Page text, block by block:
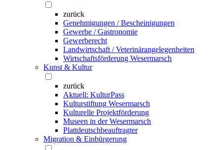
zurück
Genehmigungen / Bescheinigungen
Gewerbe / Gastronomie
Gewerberecht
Landwirtschaft / Veterinärangelegenheiten
Wirtschaftsförderung Wesermarsch
Kunst & Kultur
zurück
Aktuell: KulturPass
Kulturstiftung Wesermarsch
Kulturelle Projektförderung
Museen in der Wesermarsch
Plattdeutschbeauftragter
Migration & Einbürgerung